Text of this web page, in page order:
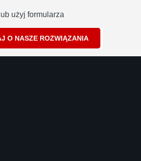
lub użyj formularza
O NASZE ROZWIĄZANIA